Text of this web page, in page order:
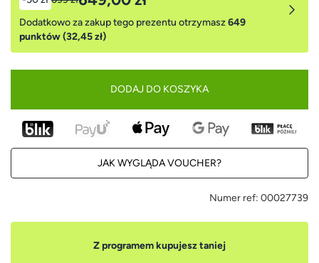
Dodatkowo za zakup tego prezentu otrzymasz649
punktów (32,45 zł)
DODAJ DO KOSZYKA
JAK WYGLĄDA VOUCHER?
Numer ref: 00027739
Z programem kupujesz taniej